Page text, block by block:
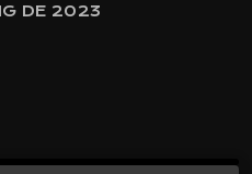
DE 2023